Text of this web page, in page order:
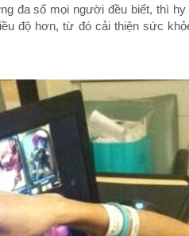
đa số mọi người đều biết, thì
độ hơn, từ đó cải thiện sức